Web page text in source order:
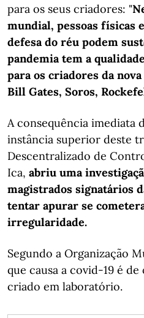
para os seus criadores: "
mundial, pessoas físicas
defesa do réu podem
pandemia tem a
para os criadores da
Bill Gates, Soros,
A consequência imediata
instância superior deste
Descentralizado de
Ica, abriu uma
magistrados signatários
tentar apurar se
irregularidade.
Segundo a Organização
que causa a covid-19 é
criado em laboratório.